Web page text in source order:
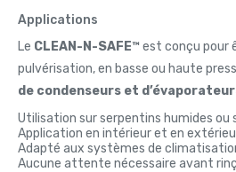
Applications
Le CLEAN-N-SAFE™est conçu pour
pulvérisation, en basse ou haute
de condenseurs et
Utilisation sur serpentins humides ou
Application en intérieur et en
Adapté aux systèmes de
Aucune attente nécessaire avant